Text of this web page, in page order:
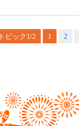
トピック1/2 1 2